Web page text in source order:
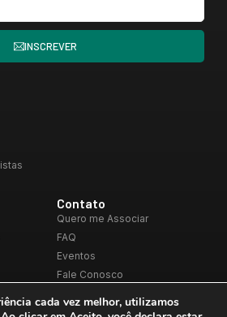
Contato
Quero me Associar
FAQ
Eventos
Fale Conosco
INSCREVER
cada vez melhor, utilizamos